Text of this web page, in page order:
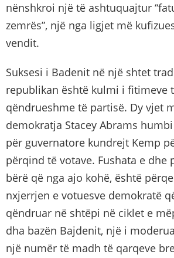
nënshkroi një të ashtuquajtur
zemrës”, një nga ligjet më
vendit.
Suksesi i Badenit në një shtet
republikan është kulmi i fitimeve
qëndrueshme të partisë. Dy vjet
demokratja Stacey Abrams
për guvernatore kundrejt Kemp
përqind të votave. Fushata e dhe
bërë që nga ajo kohë, është
nxjerrjen e votuesve demokratë
qëndruar në shtëpi në ciklet e
dha bazën Bajdenit, një i
një numër të madh të qarqeve